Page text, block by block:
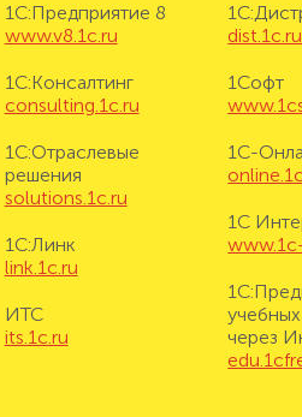
1С:Предприятие 8
www.v8.1c.ru
1С:Консалтинг
consulting.1c.ru
1С:Отраслевые
решения
solutions.1c.ru
1С:Линк
link.1c.ru
ИТС
its.1c.ru
dist.1c.ru
1Софт
1С-
1С
через